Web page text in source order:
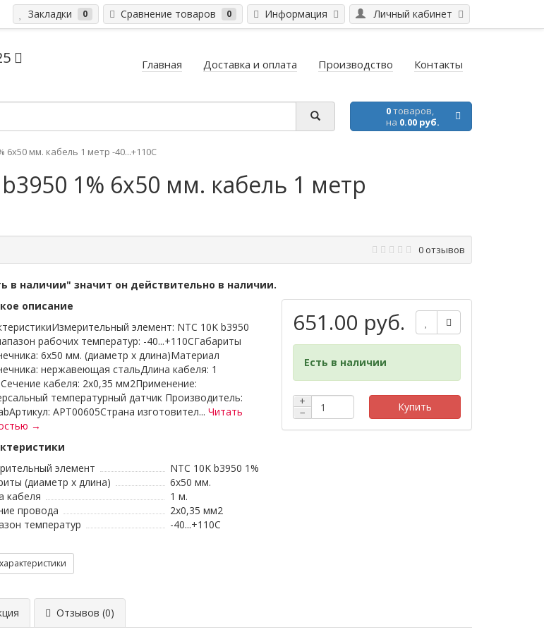
Личный кабинет
Информация
Закладки 0 Сравнение товаров 0
Главная Доставка и оплата Производство Контакты
0товаров,
на 0.00 руб.
6x50 мм. кабель 1 метр -40...+110C
1% 6x50 мм. кабель 1 метр
0 отзывов
в наличии" значит он действительно в наличии.
описание
элемент: NTC 10K b3950
рабочих температур: -40...+110CГабариты
6x50 мм. (диаметр х длина)Материал
нержавеющая стальДлина кабеля: 1
кабеля: 2x0,35 мм2Применение:
температурный датчик Производитель:
APT00605Страна изготовител... Читать
→
элемент
NTC 10K b3950 1%
(диаметр х длина)
6x50 мм.
кабеля
1 м.
провода
2x0,35 мм2
температур
-40...+110C
651.00 руб.
Есть в наличии
+
−
Купить
Отзывов (0)